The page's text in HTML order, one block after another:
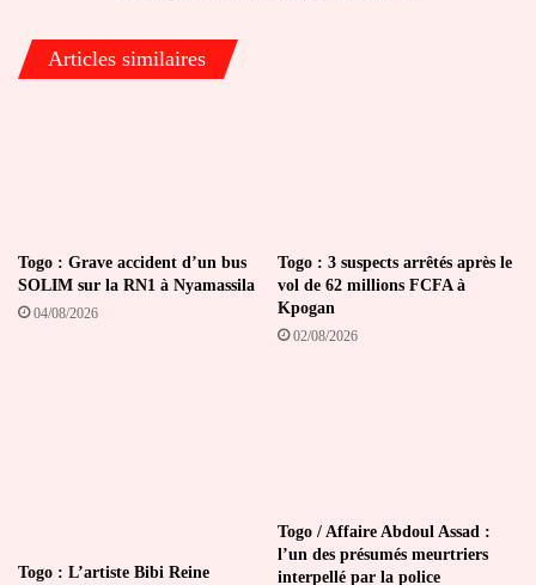
Articles similaires
Togo : Grave accident d’un bus
SOLIM sur la RN1 à Nyamassila
04/08/2026
Togo : 3 suspects arrêtés après le
vol de 62 millions FCFA à
Kpogan
02/08/2026
Togo : L’artiste Bibi Reine
Togo / Affaire Abdoul Assad :
l’un des présumés meurtriers
interpellé par la police